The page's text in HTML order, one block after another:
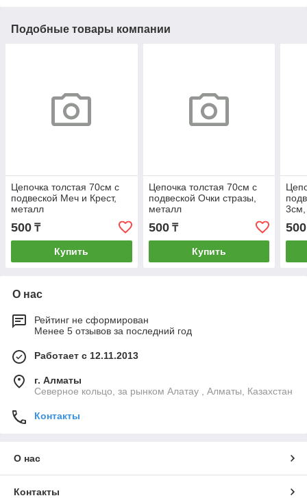
Подобные товары компании
Цепочка толстая 70см с
подвеской Меч и Крест,
металл
500 ₸
Купить
Цепочка толстая 70см с
подвеской Очки стразы,
металл
500₸
Купить
500
О нас
Рейтинг не сформирован
Менее 5 отзывов за последний год
Работает с 12.11.2013
г. Алматы
Северное кольцо, за рынком Алатау , Алматы, Казахстан
Контакты
О нас
Контакты